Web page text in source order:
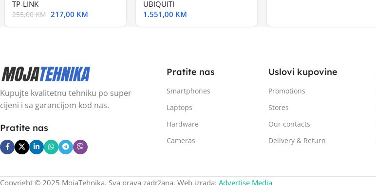
TP-LINK
255,00KM 217,00 KM
UBIQUITI
1.551,00 KM
Kupujte kvalitetnu tehniku po super
cijeni i sa garancijom kod nas.
Pratite nas
Pratite nas
Smartphones
Laptops
Hardware
Cameras
Uslovi kupovine
Promotions
Stores
Our contacts
Delivery & Return
Copyright © 2025 MojaTehnika. Sva prava zadržana. Web izrada: Advertise Media